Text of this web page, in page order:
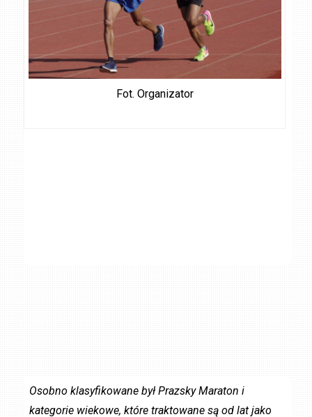
Fot. Organizator
Osobno klasyfikowane był Prazsky Maraton i
kategorie wiekowe, które traktowane są od lat jako